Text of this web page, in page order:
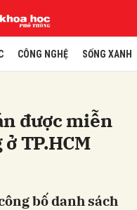
CÔNG NGHỆ SỐNG XANH
được miễn
TP.HCM
bố danh sách